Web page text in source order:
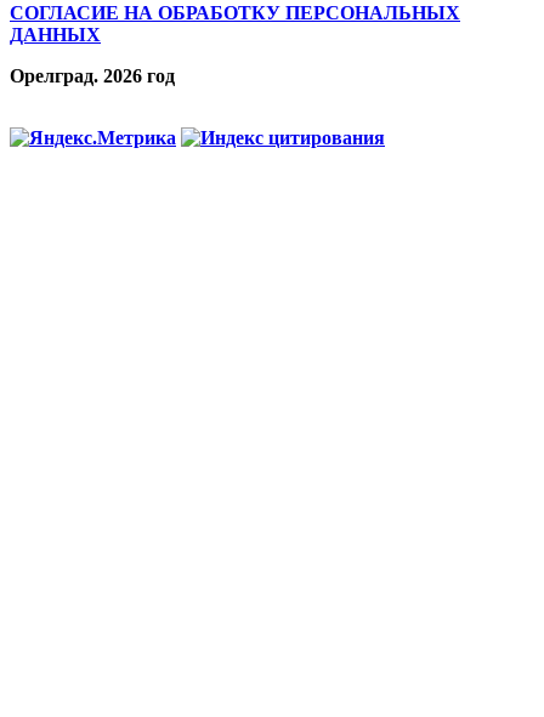
СОГЛАСИЕ НА ОБРАБОТКУ ПЕРСОНАЛЬНЫХ
ДАННЫХ
Орелград. 2026 год